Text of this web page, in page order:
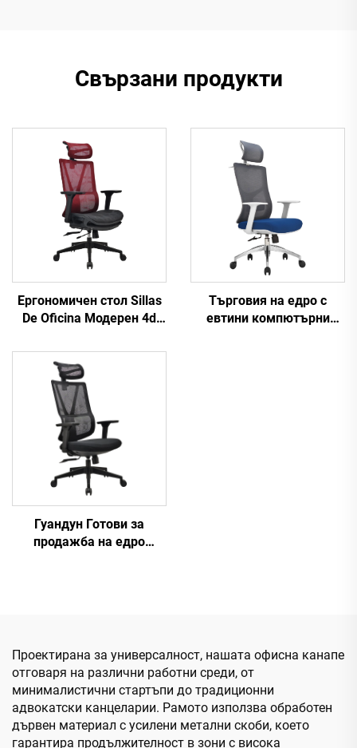
Свързани продукти
Ергономичен стол Sillas
De Oficina Модерен 4d
найлонова рамка Мрежа
Ергономичен офис на
директора Cadeira De
Escritorio
Търговия на едро с
евтини компютърни
Гуандун Готови за
продажба на едро
Проектирана за универсалност, нашата офисна канапе
отговаря на различни работни среди, от
минималистични стартъпи до традиционни
адвокатски канцеларии. Рамото използва обработен
дървен материал с усилени метални скоби, което
гарантира продължителност в зони с висока